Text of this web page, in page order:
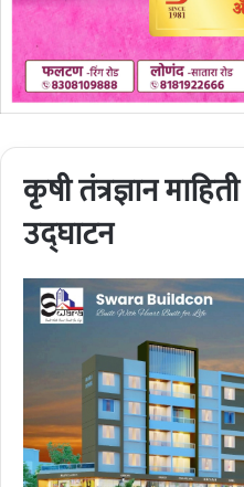
कृषी तंत्रज्ञान
उद्घाटन